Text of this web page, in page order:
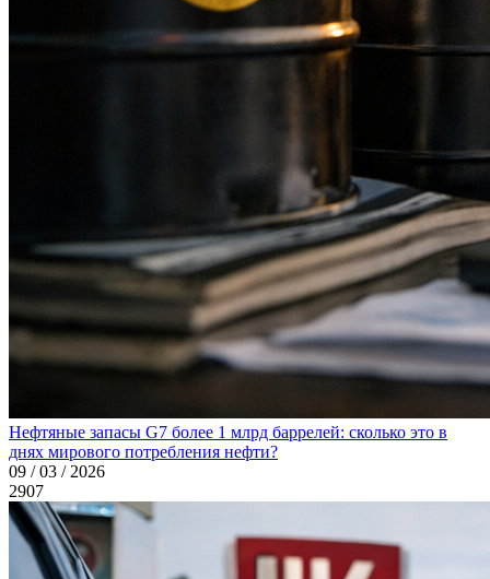
Нефтяные запасы G7 более 1 млрд баррелей: сколько это в
днях мирового потребления нефти?
09 / 03 / 2026
2907